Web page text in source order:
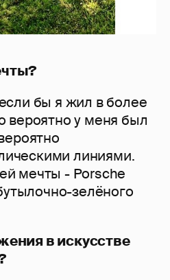
бы я жил в более
вероятно у меня был
линиями.
мечты - Porsche
зелёного
в искусстве